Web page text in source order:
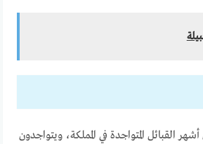
القبائل المتواجدة في المملكة، ويتواجدون